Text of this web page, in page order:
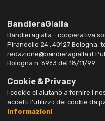
BandieraGialla
Bandieragialla – cooperativa
Pirandello 24 , 40127 Bologna,
redazione@bandieragialla.it
Bologna n. 6963 del 18/11/99
Cookie & Privacy
I cookie ci aiutano a fornire i
accetti l’utilizzo dei cookie da
Informazioni